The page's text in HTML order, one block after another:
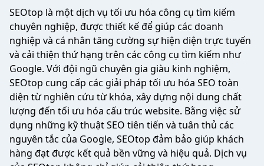
SEOtop là một dịch vụ tối ưu hóa công cụ tìm kiếm
chuyên nghiệp, được thiết kế để giúp các doanh
nghiệp và cá nhân tăng cường sự hiện diện trực tuyến
và cải thiện thứ hạng trên các công cụ tìm kiếm như
Google. Với đội ngũ chuyên gia giàu kinh nghiệm,
SEOtop cung cấp các giải pháp tối ưu hóa SEO toàn
diện từ nghiên cứu từ khóa, xây dựng nội dung chất
lượng đến tối ưu hóa cấu trúc website. Bằng việc sử
dụng những kỹ thuật SEO tiên tiến và tuân thủ các
nguyên tắc của Google, SEOtop đảm bảo giúp khách
hàng đạt được kết quả bền vững và hiệu quả. Dịch vụ